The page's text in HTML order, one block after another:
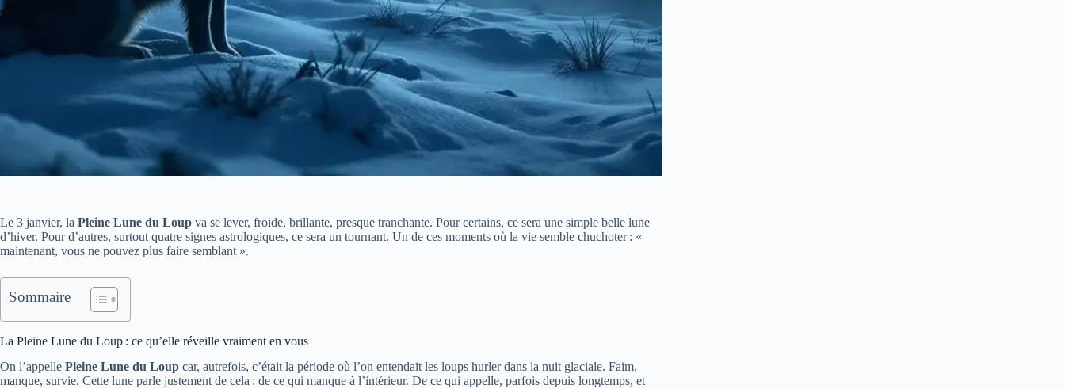
Le 3 janvier, la Pleine Lune du Loup va se lever, froide, brillante, presque tranchante. Pour certains, ce sera une simple belle lune
d’hiver. Pour d’autres, surtout quatre signes astrologiques, ce sera un tournant. Un de ces moments où la vie semble chuchoter : «
maintenant, vous ne pouvez plus faire semblant ».
Sommaire
La Pleine Lune du Loup : ce qu’elle réveille vraiment en vous
On l’appelle Pleine Lune du Loup car, autrefois, c’était la période où l’on entendait les loups hurler dans la nuit glaciale. Faim,
manque, survie. Cette lune parle justement de cela : de ce qui manque à l’intérieur. De ce qui appelle, parfois depuis longtemps, et